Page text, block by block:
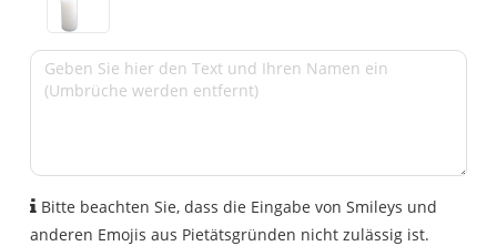
Bitte beachten Sie, dass die Eingabe von Smileys und
anderen Emojis aus Pietätsgründen nicht zulässig ist.